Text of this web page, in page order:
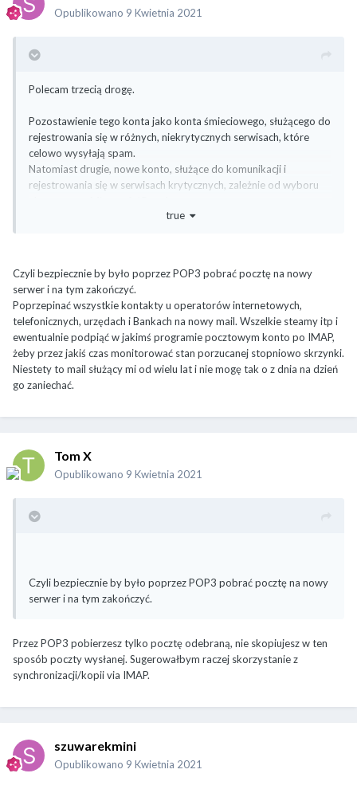
Opublikowano 9 Kwietnia 2021
Polecam trzecią drogę.
Pozostawienie tego konta jako konta śmieciowego, służącego do
rejestrowania się w różnych, niekrytycznych serwisach, które
celowo wysyłają spam.
Natomiast drugie, nowe konto, służące do komunikacji i
rejestrowania się w serwisach krytycznych, zależnie od wyboru
Do backupu na wszelki wypadek (ale również do ewentualnej
migracji, jeśli jednak się zdecydujesz) możesz skorzystać z prostej
windowsowej aplikacji, nie wymaga ona specjalistycznej wiedzy
informatycznej:
https://www.broobles.com/imapsize/
true
Czyli bezpiecznie by było poprzez POP3 pobrać pocztę na nowy
serwer i na tym zakończyć.
Poprzepinać wszystkie kontakty u operatorów internetowych,
telefonicznych, urzędach i Bankach na nowy mail. Wszelkie steamy itp i
ewentualnie podpiąć w jakimś programie pocztowym konto po IMAP,
żeby przez jakiś czas monitorować stan porzucanej stopniowo skrzynki.
Niestety to mail służący mi od wielu lat i nie mogę tak o z dnia na dzień
go zaniechać.
Tom X
Opublikowano 9 Kwietnia 2021
Czyli bezpiecznie by było poprzez POP3 pobrać pocztę na nowy
serwer i na tym zakończyć.
Przez POP3 pobierzesz tylko pocztę odebraną, nie skopiujesz w ten
sposób poczty wysłanej. Sugerowałbym raczej skorzystanie z
synchronizacji/kopii via IMAP.
szuwarekmini
Opublikowano 9 Kwietnia 2021